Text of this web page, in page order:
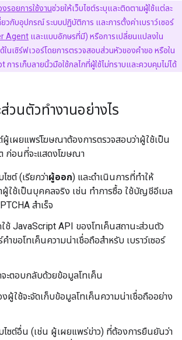
รอยการใช้งานช่วยให้เว็บไซต์ระบุและติดตามผู้ใช้แต่ละ
ยวกับอุปกรณ์ ระบบปฏิบัติการ และการตั้งค่าเบราว์เซอร์
Agent และแบบอักษรที่มี) หรือการเปลี่ยนแปลงใน
นเซิร์ฟเวอร์โดยการตรวจสอบส่วนหัวของคำขอ หรือใน
ารเก็บลายนิ้วมือใช้กลไกที่ผู้ใช้ไม่ทราบและควบคุมไม่ได้
วนตัวทำงานอย่างไร
ผู้เผยแพร่โฆษณาต้องการตรวจสอบว่าผู้ใช้เป็น
ก่อนที่จะแสดงโฆษณา
ไซต์ (เรียกว่าผู้ออก) และดำเนินการที่ทำให้
าผู้ใช้เป็นบุคคลจริง เช่น ทำการซื้อ ใช้บัญชีอีเมล
สำเร็จ
ช้ JavaScript API ของโทเค็นสถานะส่วนตัว
ำขอโทเค็นความน่าเชื่อถือสำหรับ เบราว์เซอร์
จะตอบกลับด้วยข้อมูลโทเค็น
งผู้ใช้จะจัดเก็บข้อมูลโทเค็นความน่าเชื่อถืออย่าง
ไซต์อื่น (เช่น ผู้เผยแพร่ข่าว) ที่ต้องการยืนยันว่า